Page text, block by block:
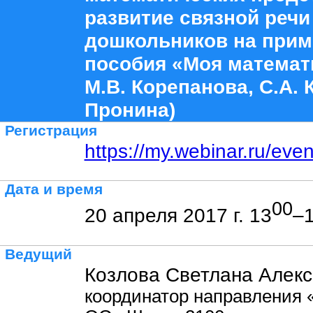
развитие связной речи
дошкольников на
пособия «Моя
М.В. Корепанова, С.А.
Пронина)
Регистрация
https://my.webinar.ru/
Дата и время
20 апреля 2017 г. 1300
Ведущий
Козлова Светлана
координатор направления